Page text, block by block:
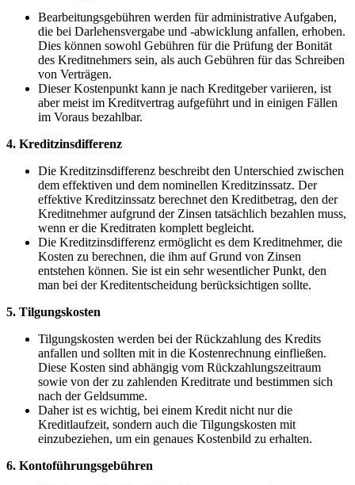
Bearbeitungsgebühren‌ werden für administrative ⁣Aufgaben,
die‍ bei‌ Darlehensvergabe und -abwicklung ⁤anfallen,‍ erhoben.
⁣Dies können ⁣sowohl Gebühren für die ​Prüfung der‍ Bonität
des⁤ Kreditnehmers⁢ sein, als auch Gebühren für das ‌Schreiben
von Verträgen.
Dieser Kostenpunkt⁣ kann je ‌nach Kreditgeber variieren, ist
aber meist im Kreditvertrag aufgeführt⁣ und⁢ in einigen Fällen
im Voraus‌ bezahlbar.
4.‍ Kreditzinsdifferenz
Die Kreditzinsdifferenz beschreibt den ⁤Unterschied zwischen
dem⁣ effektiven und⁤ dem nominellen Kreditzinssatz. Der
⁢effektive Kreditzinssatz berechnet​ den ⁣Kreditbetrag, den der
Kreditnehmer aufgrund der ⁢Zinsen tatsächlich bezahlen muss,
wenn er die Kreditraten komplett begleicht.
Die Kreditzinsdifferenz⁣ ermöglicht es dem ⁣Kreditnehmer,‍ die
Kosten zu‍ berechnen, ‍die ⁢ihm auf ⁣Grund von Zinsen‌
entstehen‌ können.⁢ Sie ist ein sehr wesentlicher Punkt, den
man‌ bei ‌der Kreditentscheidung berücksichtigen sollte.
5.⁤ Tilgungskosten
Tilgungskosten werden​ bei der‍ Rückzahlung des Kredits⁤
anfallen⁤ und sollten mit in‍ die⁤ Kostenrechnung ⁣einfließen.‌
Diese ​Kosten sind ⁣abhängig vom ⁣Rückzahlungszeitraum
sowie von der ⁤zu ⁣zahlenden‍ Kreditrate und bestimmen sich
nach der ​Geldsumme.
Daher‌ ist es wichtig, bei einem Kredit nicht nur die
Kreditlaufzeit, ​sondern ‌auch die⁤ Tilgungskosten mit
einzubeziehen, um ein genaues Kostenbild zu erhalten.
6. Kontoführungsgebühren